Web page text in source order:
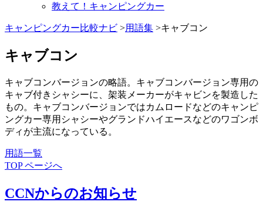
教えて！キャンピングカー
キャンピングカー比較ナビ >用語集 >キャブコン
キャブコン
キャブコンバージョンの略語。キャブコンバージョン専用の
キャブ付きシャシーに、架装メーカーがキャビンを製造した
もの。キャブコンバージョンではカムロードなどのキャンピ
ングカー専用シャシーやグランドハイエースなどのワゴンボ
ディが主流になっている。
用語一覧
TOP ページへ
CCNからのお知らせ